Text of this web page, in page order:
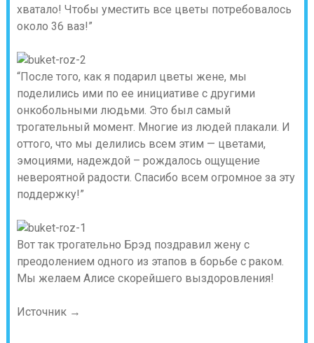
хватало! Чтобы уместить все цветы потребовалось
около 36 ваз!”
“После того, как я подарил цветы жене, мы
поделились ими по ее инициативе с другими
онкобольными людьми. Это был самый
трогательный момент. Многие из людей плакали. И
оттого, что мы делились всем этим — цветами,
эмоциями, надеждой – рождалось ощущение
невероятной радости. Спасибо всем огромное за эту
поддержку!”
Вот так трогательно Брэд поздравил жену с
преодолением одного из этапов в борьбе с раком.
Мы желаем Алисе скорейшего выздоровления!
Источник →